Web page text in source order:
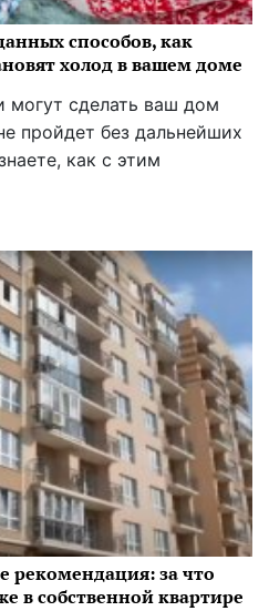
способов, как
холод в вашем доме
могут сделать ваш дом
пройдет без дальнейших
как с этим
рекомендация: за что
в собственной квартире